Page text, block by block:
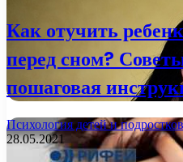
Как отучить
перед сном?
пошаговая
Психология детей и подростков
28.05.2021